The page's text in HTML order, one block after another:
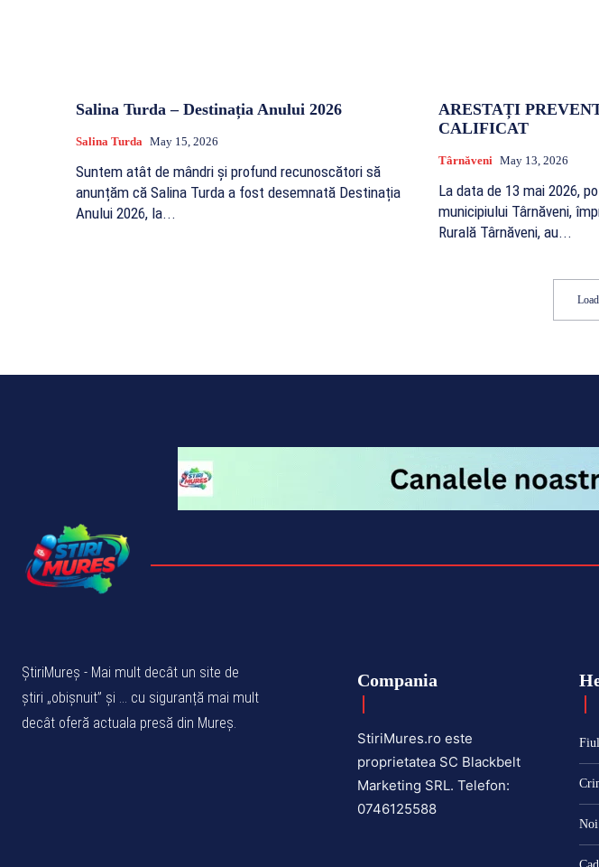
Salina Turda – Destinația Anului 2026
Salina Turda May 15, 2026
Suntem atât de mândri și profund recunoscători să
anunțăm că Salina Turda a fost desemnată Destinația
Anului 2026, la...
ARESTAȚI
CALIFICAT
Târnăveni May 13, 2026
La data de 13 mai 2026,
municipiului Târnăveni,
Rurală Târnăveni, au...
ȘtiriMureș - Mai mult decât un site de
știri „obișnuit” și ... cu siguranță mai mult
decât oferă actuala presă din Mureș.
Compania
StiriMures.ro este
proprietatea SC Blackbelt
Marketing SRL. Telefon:
0746125588